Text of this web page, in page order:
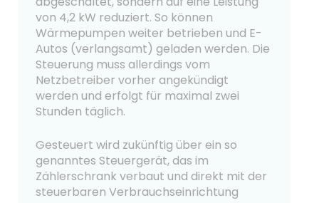
von 4,2 kW reduziert. So können
Wärmepumpen weiter betrieben und E-
Autos (verlangsamt) geladen werden. Die
Steuerung muss allerdings vom
Netzbetreiber vorher angekündigt
werden und erfolgt für maximal zwei
Stunden täglich.
Gesteuert wird zukünftig über ein so
genanntes Steuergerät, das im
Zählerschrank verbaut und direkt mit der
steuerbaren Verbrauchseinrichtung